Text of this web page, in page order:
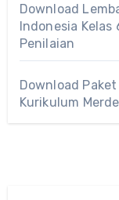
Download
Indonesia Kelas
Penilaian
Download
Kurikulum